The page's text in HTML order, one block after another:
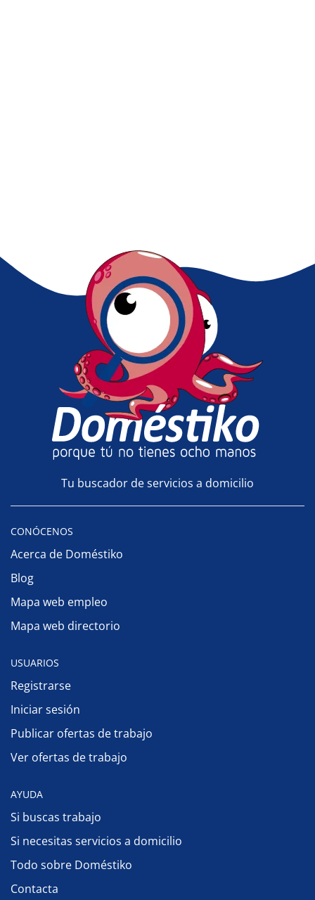
Tu buscador de servicios a domicilio
CONÓCENOS
Acerca de Doméstiko
Blog
Mapa web empleo
Mapa web directorio
USUARIOS
Registrarse
Iniciar sesión
Publicar ofertas de trabajo
Ver ofertas de trabajo
AYUDA
Si buscas trabajo
Si necesitas servicios a domicilio
Todo sobre Doméstiko
Contacta